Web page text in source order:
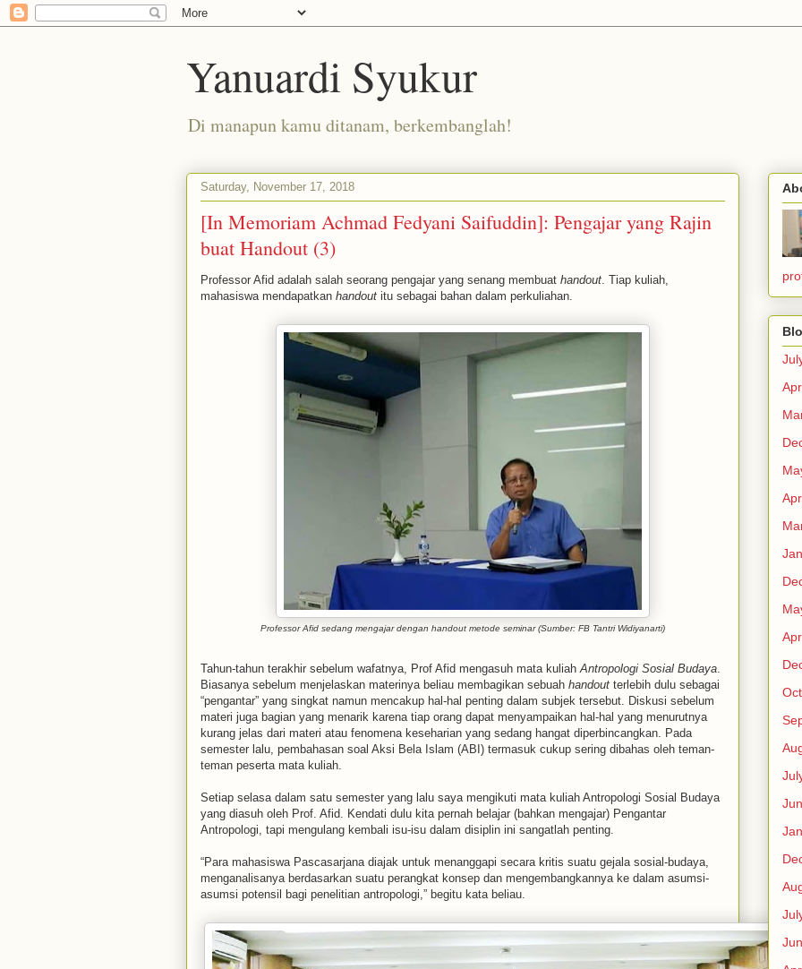
Yanuardi Syukur
Di manapun kamu ditanam, berkembanglah!
Saturday, November 17, 2018
[In Memoriam Achmad Fedyani Saifuddin]: Pengajar yang Rajin
buat Handout (3)
Professor Afid adalah salah seorang pengajar yang senang membuat handout. Tiap kuliah,
mahasiswa mendapatkan handout itu sebagai bahan dalam perkuliahan.
Professor Afid sedang mengajar dengan handout metode seminar (Sumber: FB Tantri Widiyanarti)
Tahun-tahun terakhir sebelum wafatnya, Prof Afid mengasuh mata kuliah Antropologi Sosial Budaya
Biasanya sebelum menjelaskan materinya beliau membagikan sebuah handout terlebih dulu sebagai
“pengantar” yang singkat namun mencakup hal-hal penting dalam subjek tersebut. Diskusi sebelum
materi juga bagian yang menarik karena tiap orang dapat menyampaikan hal-hal yang menurutnya
kurang jelas dari materi atau fenomena keseharian yang sedang hangat diperbincangkan. Pada
semester lalu, pembahasan soal Aksi Bela Islam (ABI) termasuk cukup sering dibahas oleh teman-
teman peserta mata kuliah.
Setiap selasa dalam satu semester yang lalu saya mengikuti mata kuliah Antropologi Sosial Budaya
yang diasuh oleh Prof. Afid. Kendati dulu kita pernah belajar (bahkan mengajar) Pengantar
Antropologi, tapi mengulang kembali isu-isu dalam disiplin ini sangatlah penting.
“Para mahasiswa Pascasarjana diajak untuk menanggapi secara kritis suatu gejala sosial-budaya,
menganalisanya berdasarkan suatu perangkat konsep dan mengembangkannya ke dalam asumsi-
asumsi potensil bagi penelitian antropologi,” begitu kata beliau.